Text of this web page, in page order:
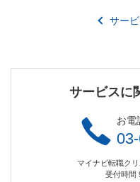
サー
サービスに
お電
マイナビ転職ク
受付時間